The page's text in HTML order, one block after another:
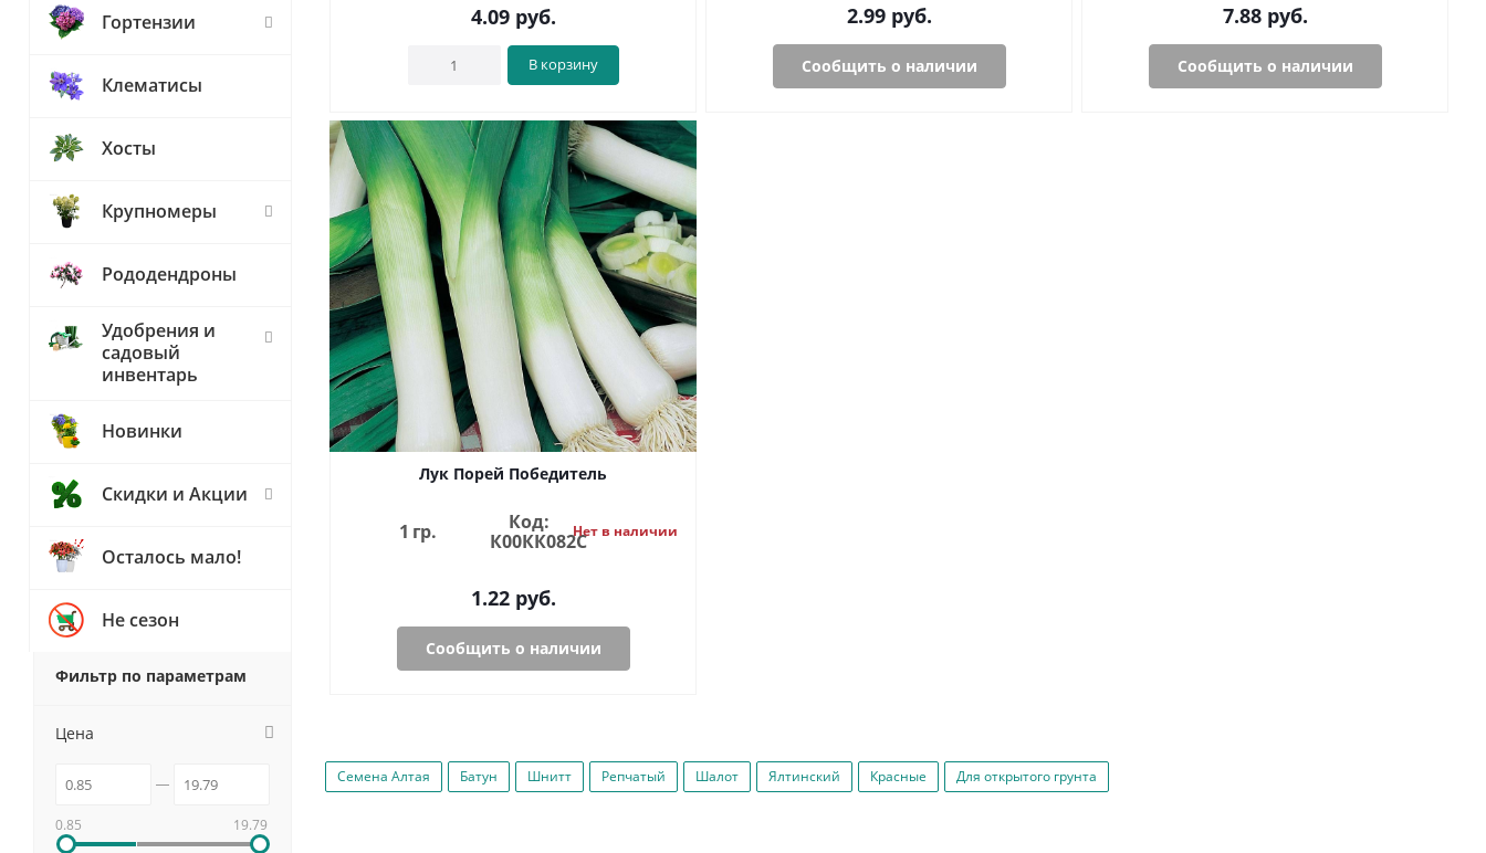
4.09руб.
В корзину
2.99руб.
Сообщить о наличии
7.88руб.
Сообщить о наличии
Лук Порей Победитель
1 гр.
Код:
К00КК082СНет в наличии
1.22руб.
Сообщить о наличии
Семена Алтая Батун Шнитт Репчатый Шалот Ялтинский Красные Для открытого грунта
Гортензии
Клематисы
Хосты
Крупномеры
Рододендроны
Удобрения и
садовый
инвентарь
Новинки
Скидки и Акции
Осталось мало!
Не сезон
Фильтр по параметрам
Цена
0.85 19.79